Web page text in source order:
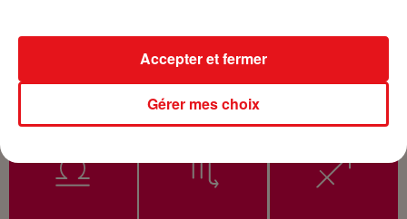
Gérer mes choix
Accepter et fermer